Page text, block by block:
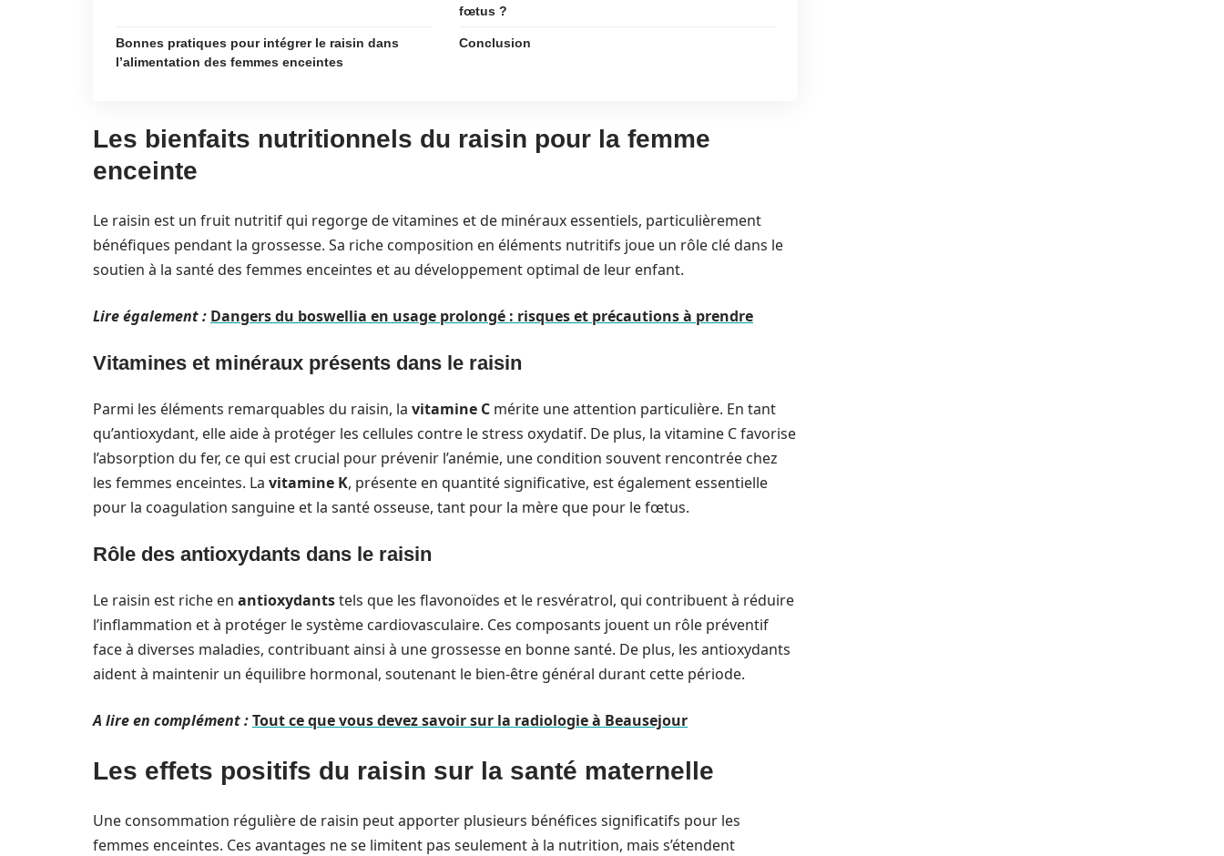
fœtus ?
Bonnes pratiques pour intégrer le raisin dans
l’alimentation des femmes enceintes
Conclusion
Les bienfaits nutritionnels du raisin pour la femme
enceinte
Le raisin est un fruit nutritif qui regorge de vitamines et de minéraux essentiels, particulièrement
bénéfiques pendant la grossesse. Sa riche composition en éléments nutritifs joue un rôle clé dans le
soutien à la santé des femmes enceintes et au développement optimal de leur enfant.
Lire également : Dangers du boswellia en usage prolongé : risques et précautions à prendre
Vitamines et minéraux présents dans le raisin
Parmi les éléments remarquables du raisin, la vitamine C mérite une attention particulière. En tant
qu’antioxydant, elle aide à protéger les cellules contre le stress oxydatif. De plus, la vitamine C favorise
l’absorption du fer, ce qui est crucial pour prévenir l’anémie, une condition souvent rencontrée chez
les femmes enceintes. La vitamine K, présente en quantité significative, est également essentielle
pour la coagulation sanguine et la santé osseuse, tant pour la mère que pour le fœtus.
Rôle des antioxydants dans le raisin
Le raisin est riche en antioxydantstels que les flavonoïdes et le resvératrol, qui contribuent à réduire
l’inflammation et à protéger le système cardiovasculaire. Ces composants jouent un rôle préventif
face à diverses maladies, contribuant ainsi à une grossesse en bonne santé. De plus, les antioxydants
aident à maintenir un équilibre hormonal, soutenant le bien-être général durant cette période.
A lire en complément :Tout ce que vous devez savoir sur la radiologie à Beausejour
Les effets positifs du raisin sur la santé maternelle
Une consommation régulière de raisin peut apporter plusieurs bénéfices significatifs pour les
femmes enceintes. Ces avantages ne se limitent pas seulement à la nutrition, mais s’étendent